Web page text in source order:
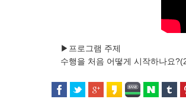
▶프로그램 주제
수행을 처음 어떻게 시작하나요